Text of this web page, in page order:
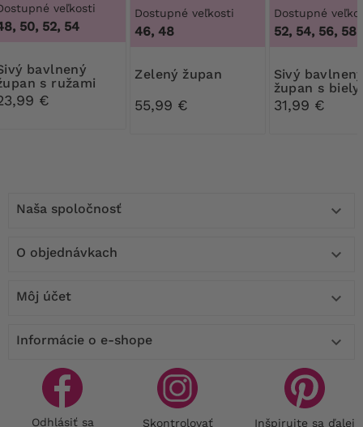
veľkosti
50, 52, 54
s ružami
€
Dostupné veľkosti
46, 48
Zelený župan
55,99 €
Dostupné
52, 54, 56, 58
Sivý bavlnený
župan s
bodkami
31,99 €
Naša spoločnosť 
O objednávkach 
Môj účet 
Informácie o e-shope 
Odhlásiť sa Skontrolovať Inšpirujte sa ďalej